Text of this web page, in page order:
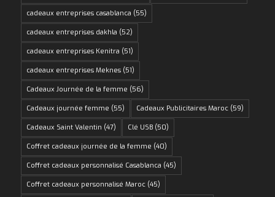
cadeaux entreprises casablanca (55)
cadeaux entreprises dakhla (52)
cadeaux entreprises Kenitra (51)
cadeaux entreprises Meknes(51)
Cadeaux Journée de la femme (56)
Cadeaux journée femme (55) Cadeaux Publicitaires Maroc(59)
Cadeaux Saint Valentin (47) Clé USB(50)
Coffret cadeaux journée de la femme (40)
Coffret cadeaux personnalisé Casablanca (45)
Coffret cadeaux personnalisé Maroc(45)